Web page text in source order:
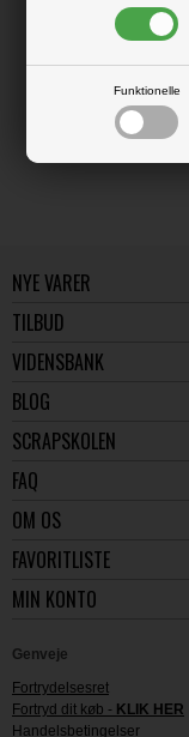
Funktionelle
LÆS OG BLIV
NYE VARER
TILBUD
VIDENSBANK
BLOG
SCRAPSKOLEN
FAQ
OM OS
FAVORITLISTE
MIN KONTO
Genveje
Fortrydelsesret
Fortryd dit køb - KLIK HER
Handelsbetingelser